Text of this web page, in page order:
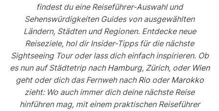
findest du eine Reiseführer-Auswahl und
Sehenswürdigkeiten Guides von ausgewählten
Ländern, Städten und Regionen. Entdecke neue
Reiseziele, hol dir Insider-Tipps für die nächste
Sightseeing Tour oder lass dich einfach inspirieren. Ob
es nun auf Städtetrip nach Hamburg, Zürich, oder Wien
geht oder dich das Fernweh nach RiooderMarokko
zieht: Wo auch immer dich deine nächste Reise
hinführen mag, mit einem praktischen Reiseführer